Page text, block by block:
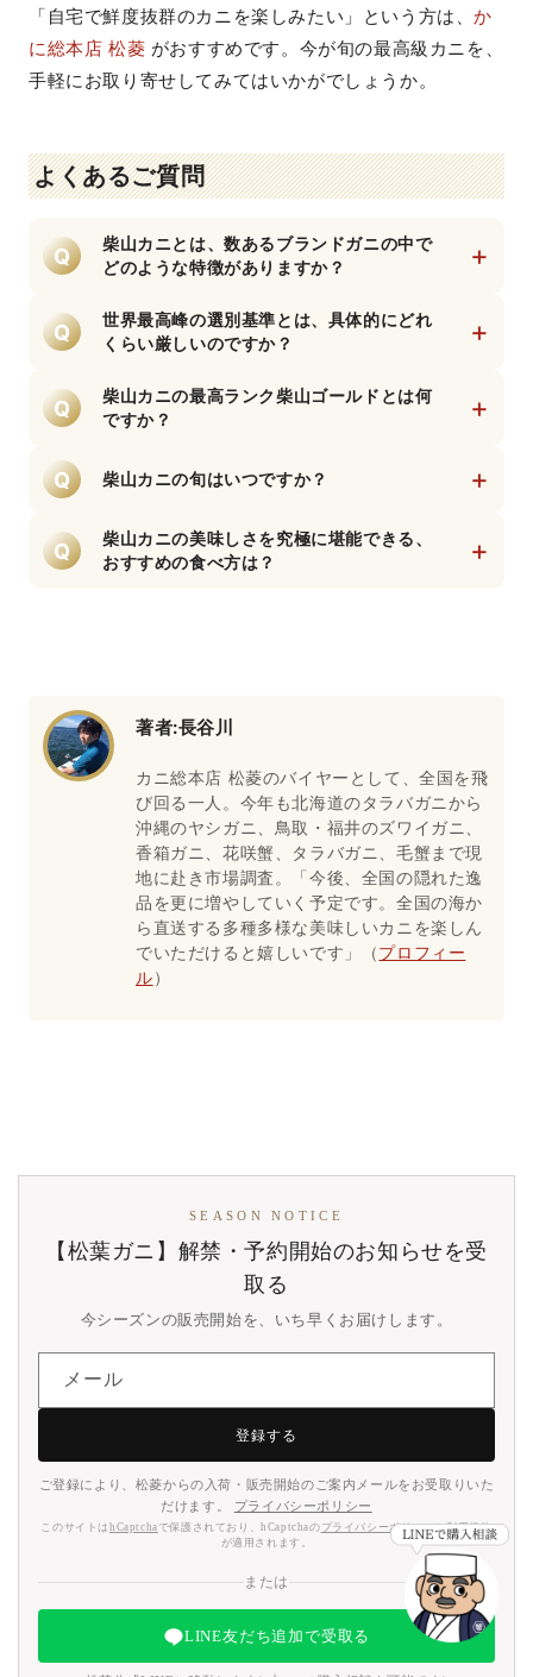
「自宅で鮮度抜群のカニを楽しみたい」という方は、か
に総本店 松菱 がおすすめです。今が旬の最高級カニを、
手軽にお取り寄せしてみてはいかがでしょうか。
よくあるご質問
Q
柴山カニとは、数あるブランドガニの中で
どのような特徴がありますか？
+
ガニのことで、最大の特徴は「日本一、そし
て世界最高峰とも言われる厳格な選別基準」
熟練の選別人によって瞬時に見極められ、他
を寄せ付けない最高品質のブランドガニとし
て市場に送り出されます。
Q
世界最高峰の選別基準とは、具体的にどれ
くらい厳しいのですか？
+
般的ですが、柴山港ではカニの大きさ、重
さ、身詰まり、色艶、足の揃い方などを細か
があるからこそ、柴山カニは箱を開けた瞬間
食通から絶対的な信頼を得ています。
Q
柴山カニの最高ランク柴山ゴールドとは何
ですか？
+
A
する、1.4kg以上の極上の個体にのみ与えられ
る幻の最高称号です。全体のわずか数パーセ
漂う圧倒的なサイズ感と、極限まで詰まった
身・味噌の濃厚さはまさに至高の逸品。本物
Q 柴山カニの旬はいつですか？ +
A
の約4ヶ月半の間だけです。柴山港の漁船は海
底の起伏が激しく、エサが豊富な一級の漁場
Q
柴山カニの美味しさを究極に堪能できる、
おすすめの食べ方は？
+
と花開くカニ刺しや、香ばしさが五感を刺激
する炭火焼きガニも外せません。
著者:長谷川
カニ総本店 松菱のバイヤーとして、全国を飛
び回る一人。今年も北海道のタラバガニから
沖縄のヤシガニ、鳥取・福井のズワイガニ、
香箱ガニ、花咲蟹、タラバガニ、毛蟹まで現
地に赴き市場調査。「今後、全国の隠れた逸
品を更に増やしていく予定です。全国の海か
ら直送する多種多様な美味しいカニを楽しん
でいただけると嬉しいです」（プロフィー
ル）
SEASON NOTICE
【松葉ガニ】解禁・予約開始のお知らせを受
取る
今シーズンの販売開始を、いち早くお届けします。
メール
登録する
ご登録により、松菱からの入荷・販売開始のご案内メールをお受取りいた
だけます。
プライバシーポリシー
このサイトは hCaptcha で保護されており、hCaptchaの プライバシーポリシーと利用規約
が適用されます。
または
LINE友だち追加で受取る